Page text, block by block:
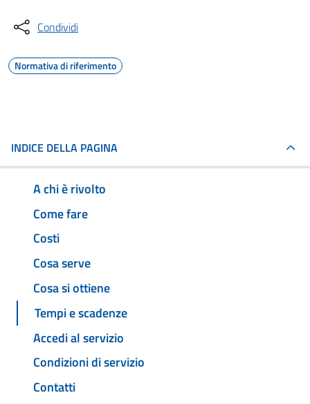
Condividi
Normativa di riferimento
INDICE DELLA PAGINA
A chi è rivolto
Come fare
Costi
Cosa serve
Cosa si ottiene
Tempi e scadenze
Accedi al servizio
Condizioni di servizio
Contatti